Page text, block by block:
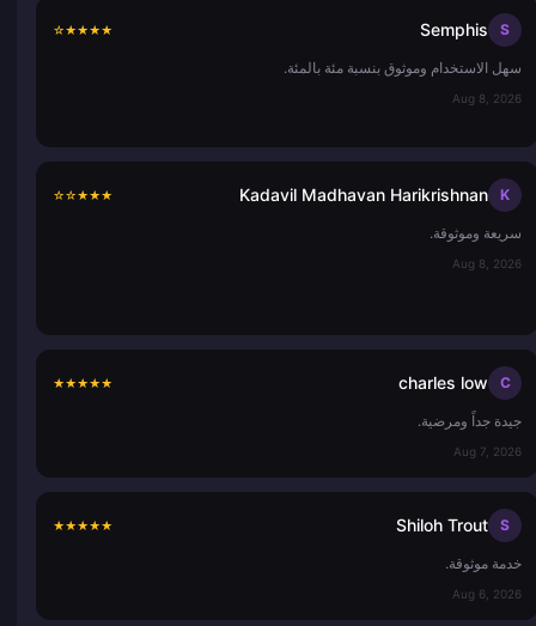
S
Semphis
★
★
★
★
☆
سهل الاستخدام وموثوق بنسبة مئة بالمئة.
Aug 8, 2026
K
Kadavil Madhavan Harikrishnan
★
★
★
☆
☆
سريعة وموثوقة.
Aug 8, 2026
C
charles low
★
★
★
★
★
جيدة جداً ومرضية.
Aug 7, 2026
S
Shiloh Trout
★
★
★
★
★
خدمة موثوقة.
Aug 6, 2026